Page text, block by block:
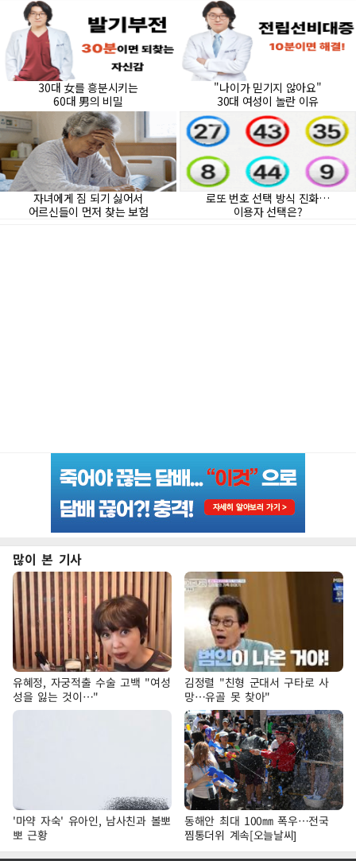
많이 본 기사
유혜정, 자궁적출 수술 고백 "여성
성을 잃는 것이…"
김정렬 "친형 군대서 구타로 사
망…유골 못 찾아"
'마약 자숙' 유아인, 남사친과 볼뽀
뽀 근황
동해안 최대 100㎜ 폭우…전국
찜통더위 계속[오늘날씨]